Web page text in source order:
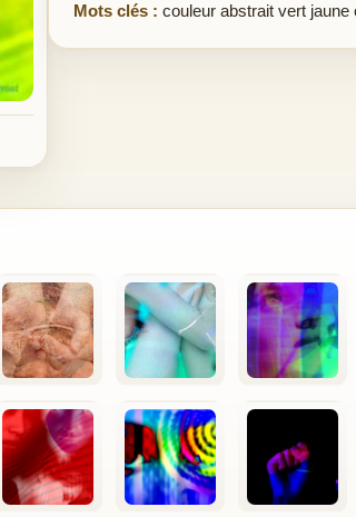
Mots clés : couleur abstrait vert jaune